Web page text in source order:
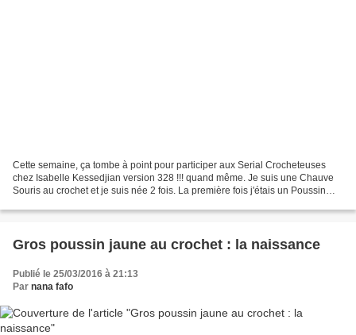
Cette semaine, ça tombe à point pour participer aux Serial Crocheteuses
chez Isabelle Kessedjian version 328 !!! quand même. Je suis une Chauve
Souris au crochet et je suis née 2 fois. La première fois j'étais un Poussin
Gros poussin jaune au crochet : la naissance
Publié le 25/03/2016 à 21:13
Par nana fafo